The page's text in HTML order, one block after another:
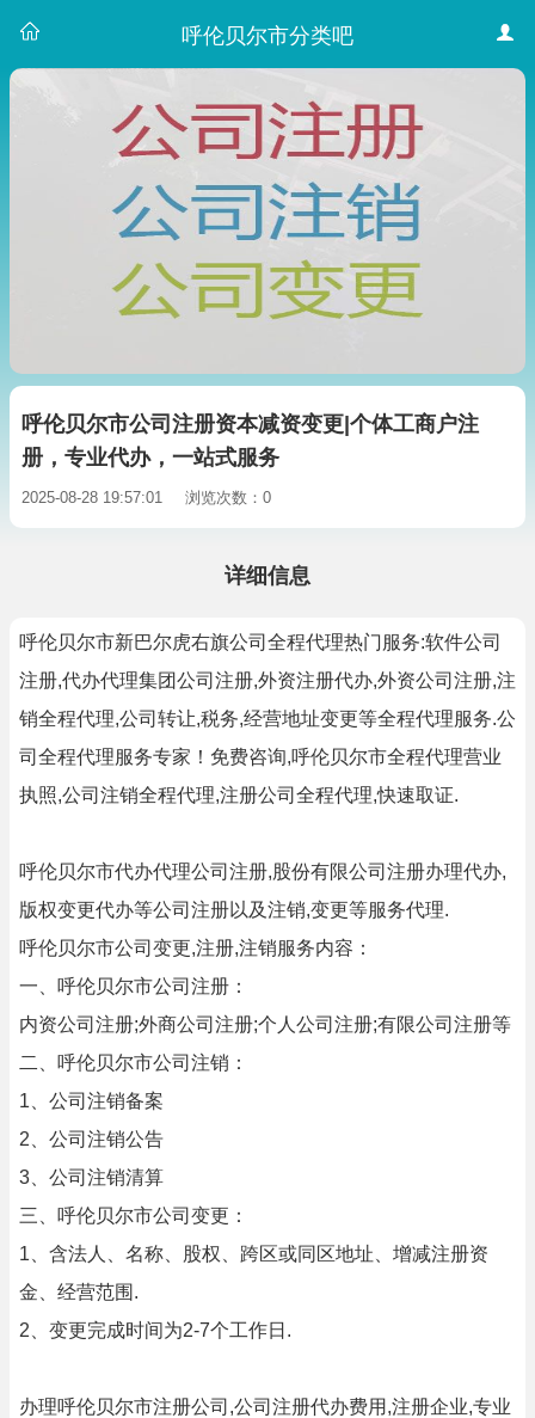
呼伦贝尔市分类吧
呼伦贝尔市公司注册资本减资变更|个体工商户注
册，专业代办，一站式服务
2025-08-28 19:57:01 浏览次数：0
详细信息
呼伦贝尔市新巴尔虎右旗公司全程代理热门服务:软件公司
注册,代办代理集团公司注册,外资注册代办,外资公司注册,注
销全程代理,公司转让,税务,经营地址变更等全程代理服务.公
司全程代理服务专家！免费咨询,呼伦贝尔市全程代理营业
执照,公司注销全程代理,注册公司全程代理,快速取证.
呼伦贝尔市代办代理公司注册,股份有限公司注册办理代办,
版权变更代办等公司注册以及注销,变更等服务代理.
呼伦贝尔市公司变更,注册,注销服务内容：
一、呼伦贝尔市公司注册：
内资公司注册;外商公司注册;个人公司注册;有限公司注册等
二、呼伦贝尔市公司注销：
1、公司注销备案
2、公司注销公告
3、公司注销清算
三、呼伦贝尔市公司变更：
1、含法人、名称、股权、跨区或同区地址、增减注册资
金、经营范围.
2、变更完成时间为2-7个工作日.
办理呼伦贝尔市注册公司,公司注册代办费用,注册企业,专业